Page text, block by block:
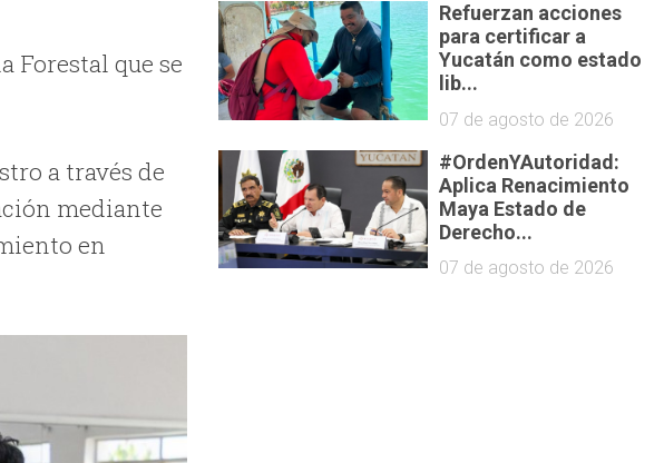
Forestal que se
a través de
mediante
en
Refuerzan acciones
para certificar a
Yucatán como estado
lib...
07 de agosto de 2026
#OrdenYAutoridad:
Aplica Renacimiento
Maya Estado de
Derecho...
07 de agosto de 2026